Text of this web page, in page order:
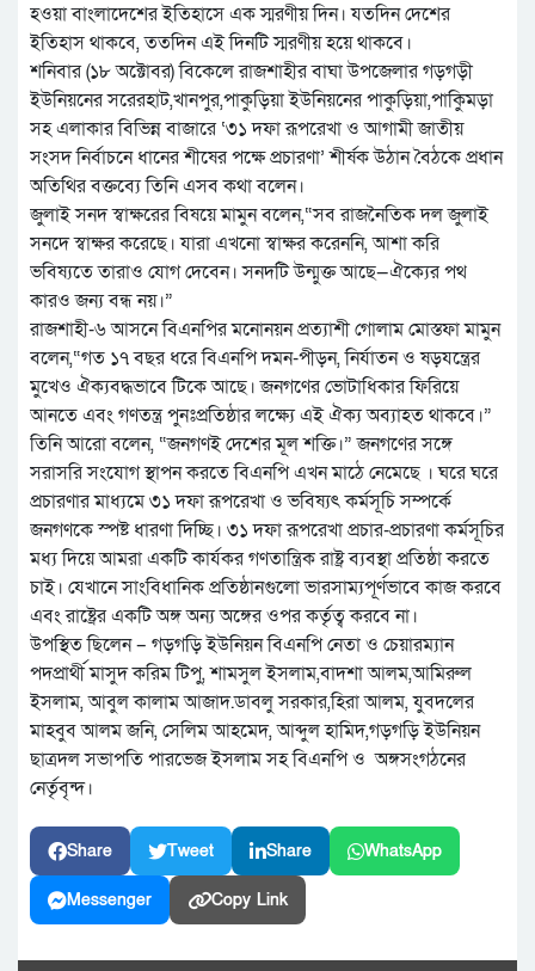
হওয়া বাংলাদেশের ইতিহাসে এক স্মরণীয় দিন। যতদিন দেশের
ইতিহাস থাকবে, ততদিন এই দিনটি স্মরণীয় হয়ে থাকবে।
শনিবার (১৮ অক্টোবর) বিকেলে রাজশাহীর বাঘা উপজেলার গড়গড়ী
ইউনিয়নের সরেরহাট,খানপুর,পাকুড়িয়া ইউনিয়নের পাকুড়িয়া,পাকিুমড়া
সহ এলাকার বিভিন্ন বাজারে ‘৩১ দফা রূপরেখা ও আগামী জাতীয়
সংসদ নির্বাচনে ধানের শীষের পক্ষে প্রচারণা’ শীর্ষক উঠান বৈঠকে প্রধান
অতিথির বক্তব্যে তিনি এসব কথা বলেন।
জুলাই সনদ স্বাক্ষরের বিষয়ে মামুন বলেন,“সব রাজনৈতিক দল জুলাই
সনদে স্বাক্ষর করেছে। যারা এখনো স্বাক্ষর করেননি, আশা করি
ভবিষ্যতে তারাও যোগ দেবেন। সনদটি উন্মুক্ত আছে—ঐক্যের পথ
কারও জন্য বন্ধ নয়।”
রাজশাহী-৬ আসনে বিএনপির মনোনয়ন প্রত্যাশী গোলাম মোস্তফা মামুন
বলেন,“গত ১৭ বছর ধরে বিএনপি দমন-পীড়ন, নির্যাতন ও ষড়যন্ত্রের
মুখেও ঐক্যবদ্ধভাবে টিকে আছে। জনগণের ভোটাধিকার ফিরিয়ে
আনতে এবং গণতন্ত্র পুনঃপ্রতিষ্ঠার লক্ষ্যে এই ঐক্য অব্যাহত থাকবে।”
তিনি আরো বলেন, “জনগণই দেশের মূল শক্তি।” জনগণের সঙ্গে
সরাসরি সংযোগ স্থাপন করতে বিএনপি এখন মাঠে নেমেছে । ঘরে ঘরে
প্রচারণার মাধ্যমে ৩১ দফা রূপরেখা ও ভবিষ্যৎ কর্মসূচি সম্পর্কে
জনগণকে স্পষ্ট ধারণা দিচ্ছি। ৩১ দফা রূপরেখা প্রচার-প্রচারণা কর্মসূচির
মধ্য দিয়ে আমরা একটি কার্যকর গণতান্ত্রিক রাষ্ট্র ব্যবস্থা প্রতিষ্ঠা করতে
চাই। যেখানে সাংবিধানিক প্রতিষ্ঠানগুলো ভারসাম্যপূর্ণভাবে কাজ করবে
এবং রাষ্ট্রের একটি অঙ্গ অন্য অঙ্গের ওপর কর্তৃত্ব করবে না।
উপস্থিত ছিলেন – গড়গড়ি ইউনিয়ন বিএনপি নেতা ও চেয়ারম্যান
পদপ্রার্থী মাসুদ করিম টিপু, শামসুল ইসলাম,বাদশা আলম,আমিরুল
ইসলাম, আবুল কালাম আজাদ.ডাবলু সরকার,হিরা আলম, যুবদলের
মাহবুব আলম জনি, সেলিম আহমেদ, আব্দুল হামিদ,গড়গড়ি ইউনিয়ন
ছাত্রদল সভাপতি পারভেজ ইসলাম সহ বিএনপি ও অঙ্গসংগঠনের
নের্তৃবৃন্দ।
Share Tweet Share WhatsApp
Messenger Copy Link